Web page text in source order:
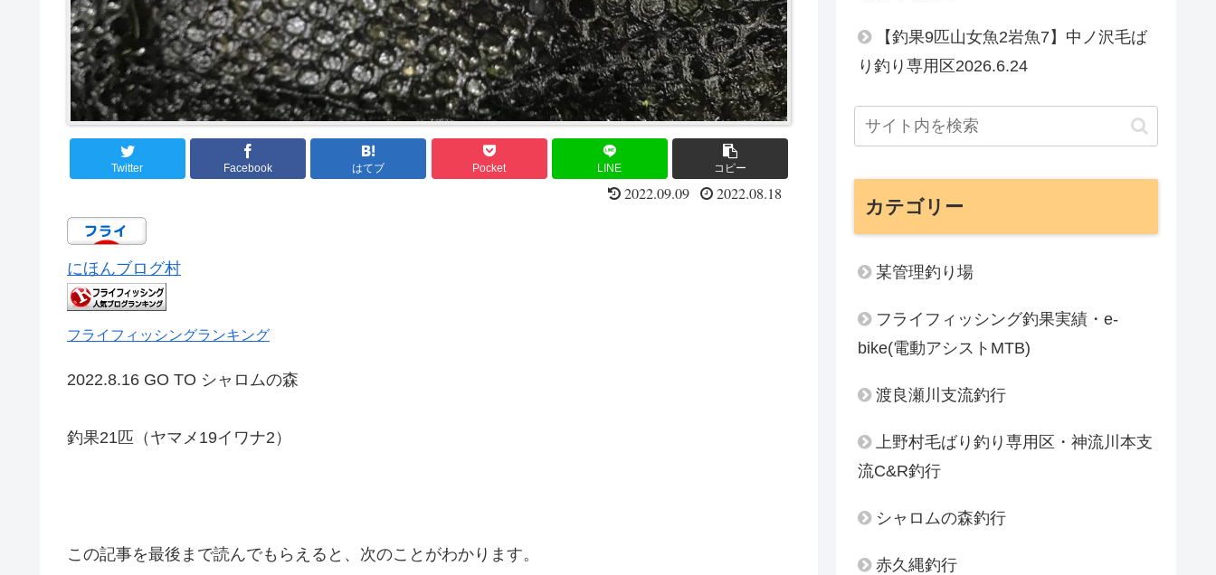
Twitter Facebook はてブ Pocket LINE コピー
2022.09.09 2022.08.18
にほんブログ村
フライフィッシングランキング
2022.8.16 GO TO シャロムの森
釣果21匹（ヤマメ19イワナ2）
この記事を最後まで読んでもらえると、次のことがわかります。
【釣果9匹山女魚2岩魚7】中ノ沢毛ば
り釣り専用区2026.6.24
カテゴリー
某管理釣り場
フライフィッシング釣果実績・e-
bike(電動アシストMTB)
渡良瀬川支流釣行
上野村毛ばり釣り専用区・神流川本支
流C&R釣行
シャロムの森釣行
赤久縄釣行